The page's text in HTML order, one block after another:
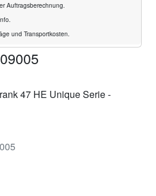
Auftragsberechnung.
und Transportkosten.
47 HE Unique Serie -